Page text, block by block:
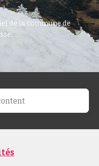
de la commune de